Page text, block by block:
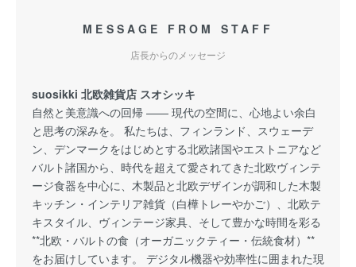
MESSAGE FROM STAFF
店長からのメッセージ
suosikki 北欧雑貨店 スオシッキ
自然と美意識への回帰 —— 現代の空間に、心地よい余白
と思考の深みを。 私たちは、フィンランド、スウェーデ
ン、デンマークをはじめとする北欧諸国やエストニアなど
バルト諸国から、時代を超えて愛されてきた北欧ヴィンテ
ージ食器を中心に、木製品と北欧デザインが調和した木製
キッチン・インテリア雑貨（白樺トレーやかご）、北欧テ
キスタイル、ヴィンテージ家具、そして豊かな時間を彩る
**北欧・バルトの食（オーガニックティー・伝統食材）**
をお届けしています。 デジタル機器や効率性に囲まれた現